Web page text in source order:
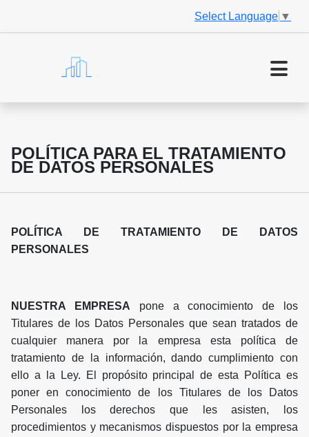
Select Language ▼
POLÍTICA PARA EL TRATAMIENTO
DE DATOS PERSONALES
POLÍTICA DE TRATAMIENTO DE DATOS
PERSONALES
NUESTRA EMPRESA pone a conocimiento de los
Titulares de los Datos Personales que sean tratados de
cualquier manera por la empresa esta política de
tratamiento de la información, dando cumplimiento con
ello a la Ley. El propósito principal de esta Política es
poner en conocimiento de los Titulares de los Datos
Personales los derechos que les asisten, los
procedimientos y mecanismos dispuestos por la empresa